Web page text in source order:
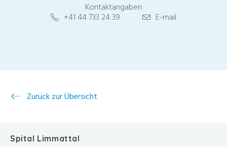
Kontaktangaben
+41 44 733 24 39 E-mail
Zurück zur Übersicht
Spital Limmattal